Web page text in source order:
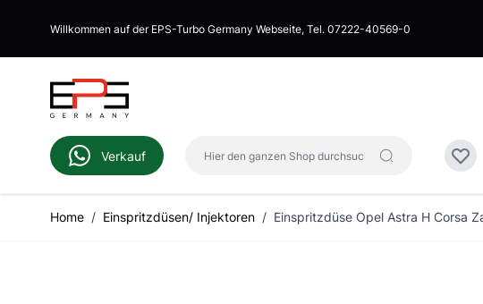
Willkommen auf der EPS-Turbo Germany Webseite, Tel. 07222-40569-0
Verkauf
Hier den ganzen Shop durchsuchen...
Home / Einspritzdüsen/ Injektoren / Einspritzdüse Opel Astra H Corsa